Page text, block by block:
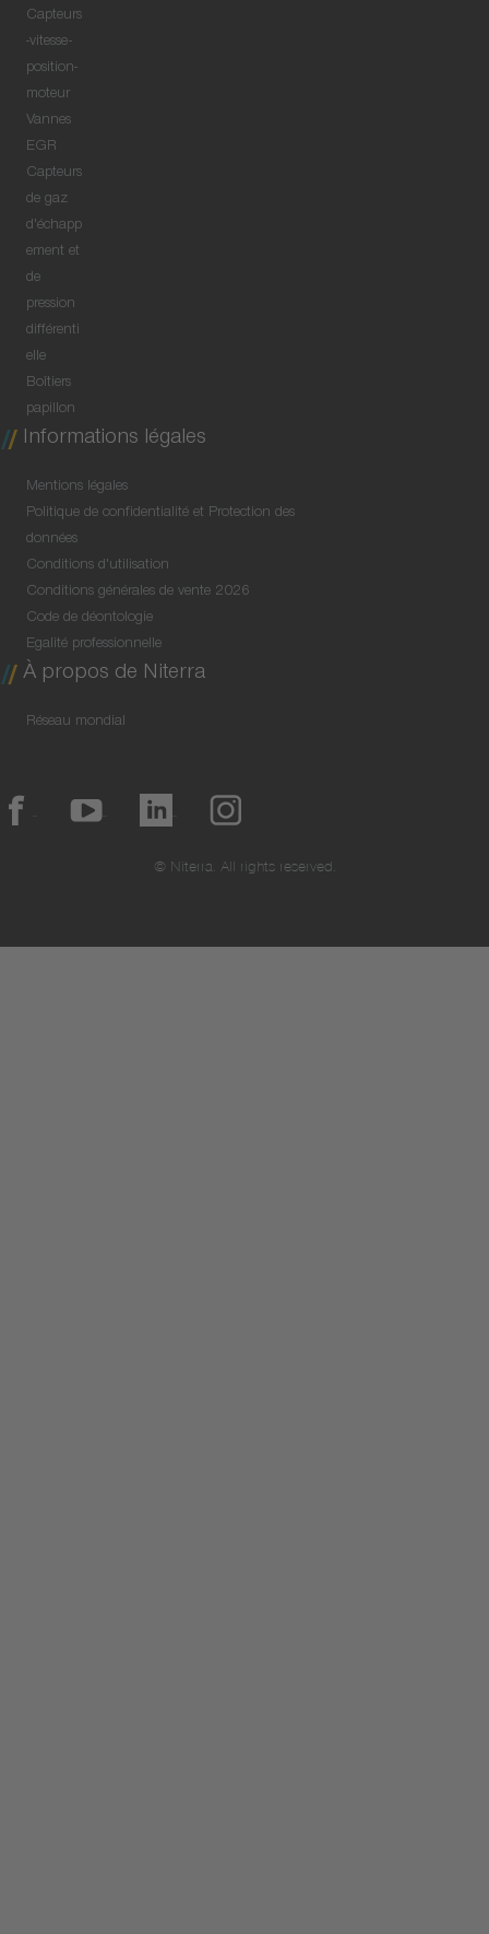
Capteurs
-vitesse-
position-
moteur
Vannes
EGR
Capteurs
de gaz
d'échapp
ement et
de
pression
différenti
elle
Boîtiers
papillon
Informations légales
Mentions légales
Politique de confidentialité et Protection des
données
Conditions d'utilisation
Conditions générales de vente 2026
Code de déontologie
Egalité professionnelle
À propos de Niterra
Réseau mondial
© Niterra. All rights reserved.